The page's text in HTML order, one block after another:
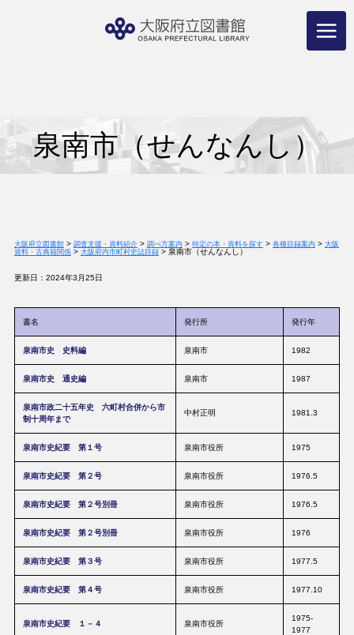
泉南市（せんなんし）
大阪府立図書館> 調査支援・資料紹介> 調べ方案内 > 特定の本・資料を探す> 各種目録案内 > 大阪
資料・古典籍関係> 大阪府内市町村史誌目録> 泉南市（せんなんし）
更新日：2024年3月25日
書名 発行所 発行年
泉南市史 史料編 泉南市 1982
泉南市史 通史編 泉南市 1987
泉南市政二十五年史 六町村合併から市
制十周年まで
中村正明 1981.3
泉南市史紀要 第１号 泉南市役所 1975
泉南市史紀要 第２号 泉南市役所 1976.5
泉南市史紀要 第２号別冊 泉南市役所 1976.5
泉南市史紀要 第２号別冊 泉南市役所 1976
泉南市史紀要 第３号 泉南市役所 1977.5
泉南市史紀要 第４号 泉南市役所 1977.10
泉南市史紀要 １－４ 泉南市役所
1975-
1977